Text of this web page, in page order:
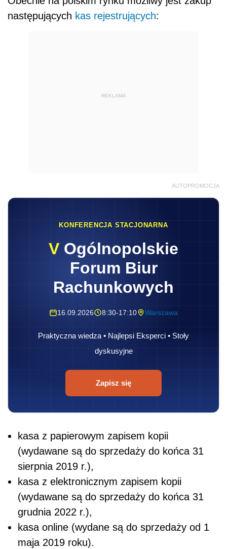
następujących kas rejestrujących:
REKLAMA
AUTOPROMOCJA
KONFERENCJA STACJONARNA
V Ogólnopolskie
Forum Biur
Rachunkowych
16.09.2026 8:30-17:10 Warszawa
Praktyczna wiedza • Najlepsi Eksperci • Stoły
dyskusyjne
Zapisz się
kasa z papierowym zapisem kopii
(wydawane są do sprzedaży do końca 31
sierpnia 2019 r.),
kasa z elektronicznym zapisem kopii
(wydawane są do sprzedaży do końca 31
grudnia 2022 r.),
kasa online (wydane są do sprzedaży od 1
maja 2019 roku).